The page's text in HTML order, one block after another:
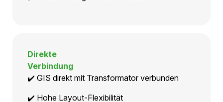
Bestehende Infrastruktur
✔️ Bestehende Anlage weiter genutzt
✔️ Keine umfangreichen Umbauten erforderlich